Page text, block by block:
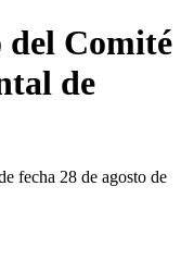
Comité
de
fecha 28 de agosto de